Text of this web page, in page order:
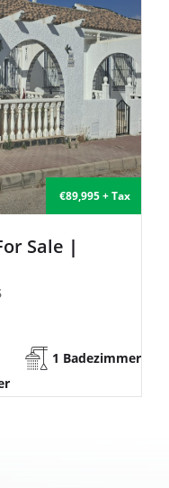
€89,995 + Tax
Sale|
1 Badezimmer